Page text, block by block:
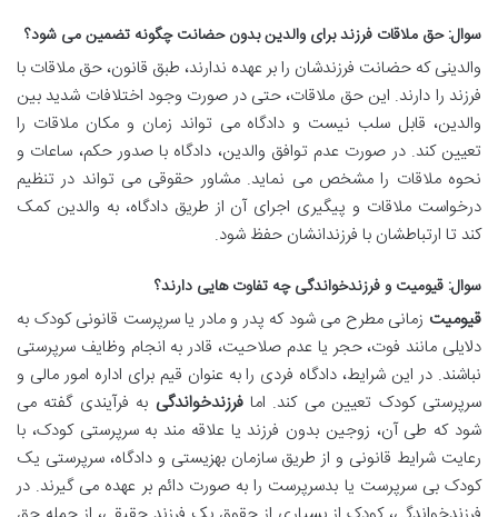
سوال: حق ملاقات فرزند برای والدین بدون حضانت چگونه تضمین می شود؟
والدینی که حضانت فرزندشان را بر عهده ندارند، طبق قانون، حق ملاقات با
فرزند را دارند. این حق ملاقات، حتی در صورت وجود اختلافات شدید بین
والدین، قابل سلب نیست و دادگاه می تواند زمان و مکان ملاقات را
تعیین کند. در صورت عدم توافق والدین، دادگاه با صدور حکم، ساعات و
نحوه ملاقات را مشخص می نماید. مشاور حقوقی می تواند در تنظیم
درخواست ملاقات و پیگیری اجرای آن از طریق دادگاه، به والدین کمک
کند تا ارتباطشان با فرزندانشان حفظ شود.
سوال: قیومیت و فرزندخواندگی چه تفاوت هایی دارند؟
قیومیت زمانی مطرح می شود که پدر و مادر یا سرپرست قانونی کودک به
دلایلی مانند فوت، حجر یا عدم صلاحیت، قادر به انجام وظایف سرپرستی
نباشند. در این شرایط، دادگاه فردی را به عنوان قیم برای اداره امور مالی و
سرپرستی کودک تعیین می کند. امافرزندخواندگی به فرآیندی گفته می
شود که طی آن، زوجین بدون فرزند یا علاقه مند به سرپرستی کودک، با
رعایت شرایط قانونی و از طریق سازمان بهزیستی و دادگاه، سرپرستی یک
کودک بی سرپرست یا بدسرپرست را به صورت دائم بر عهده می گیرند. در